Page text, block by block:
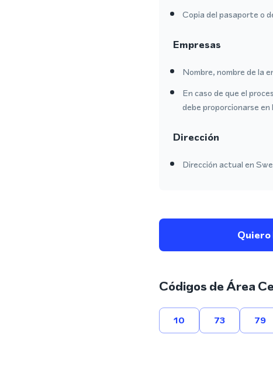
Copia del pasaporte o
Empresas
Nombre, nombre de la
En caso de que el
debe proporcionarse
Dirección
Dirección actual en
Códigos de Área
10 73 79